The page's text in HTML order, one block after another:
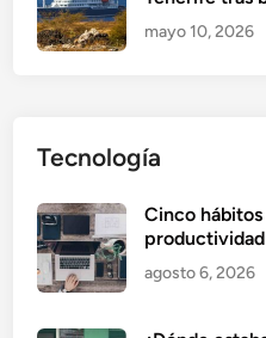
mayo 10, 2026
Tecnología
Cinco
agosto 6, 2026